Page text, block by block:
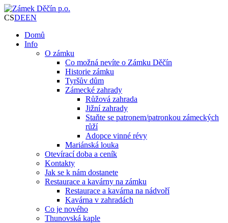
CSDEEN
Domů
Info
O zámku
Co možná nevíte o Zámku Děčín
Historie zámku
Tyršův dům
Zámecké zahrady
Růžová zahrada
Jižní zahrady
Staňte se patronem/patronkou zámeckých
růží
Adopce vinné révy
Mariánská louka
Otevírací doba a ceník
Kontakty
Jak se k nám dostanete
Restaurace a kavárny na zámku
Restaurace a kavárna na nádvoří
Kavárna v zahradách
Co je nového
Thunovská kaple